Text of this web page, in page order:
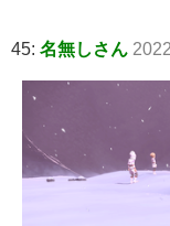
45: 名無しさん